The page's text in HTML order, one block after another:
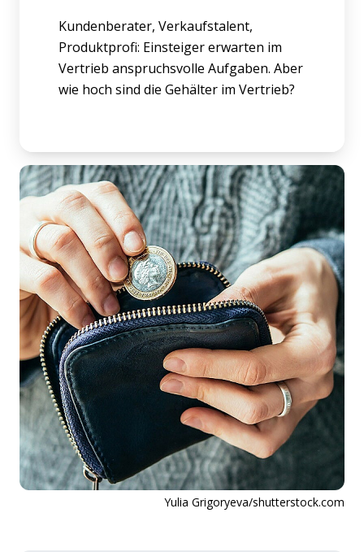
Kundenberater, Verkaufstalent,
Produktprofi: Einsteiger erwarten im
Vertrieb anspruchsvolle Aufgaben. Aber
wie hoch sind die Gehälter im Vertrieb?
Yulia Grigoryeva/shutterstock.com